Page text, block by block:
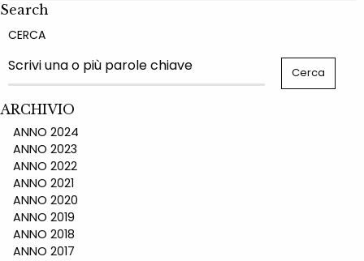
Search
CERCA
ARCHIVIO
ANNO 2024
ANNO 2023
ANNO 2022
ANNO 2021
ANNO 2020
ANNO 2019
ANNO 2018
ANNO 2017